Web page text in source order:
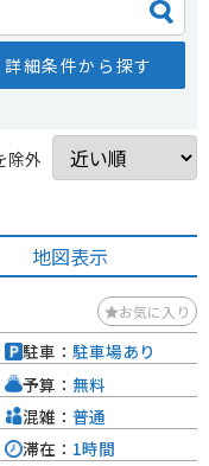
詳細条件から探す
除外
地図表示
お気に入り
駐車： 駐車場あり
予算： 無料
混雑： 普通
滞在： 1時間